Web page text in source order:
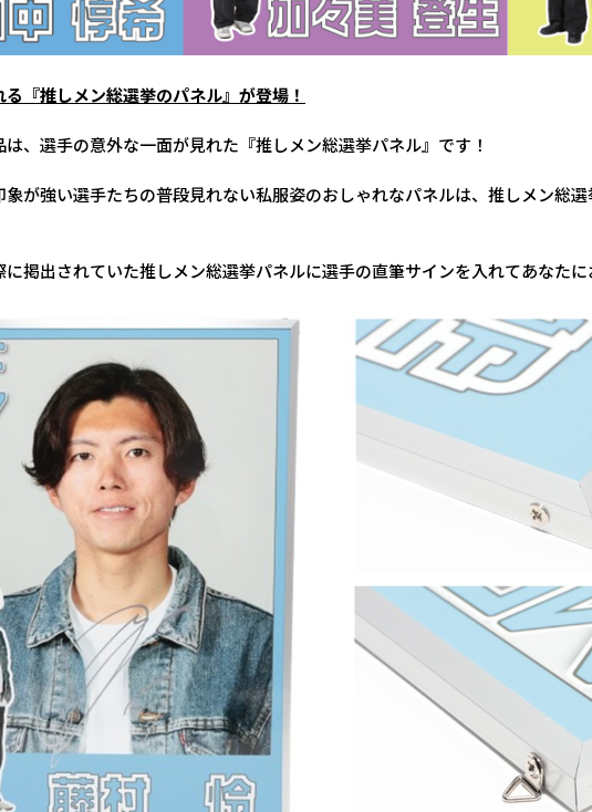
『推しメン総選挙のパネル』が登場！
、選手の意外な一面が見れた『推しメン総選挙パネル』です！
象が強い選手たちの普段見れない私服姿のおしゃれなパネルは、推しメン総
に掲出されていた推しメン総選挙パネルに選手の直筆サインを入れてあなた